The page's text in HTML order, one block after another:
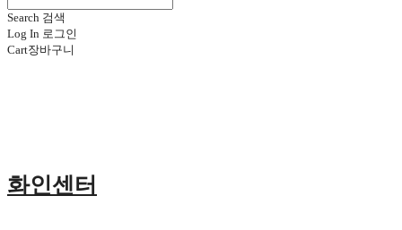
Search 검색
Log In 로그인
Cart장바구니
화인센터